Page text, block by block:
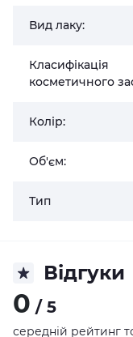
Вид лаку:
Класифікація
косметичного
Колір:
Об'єм:
Тип
Відгуки
0 / 5
середній рейтинг